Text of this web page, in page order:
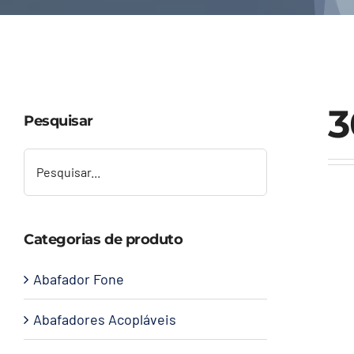
Pesquisar
Categorias de produto
Abafador Fone
Abafadores Acopláveis